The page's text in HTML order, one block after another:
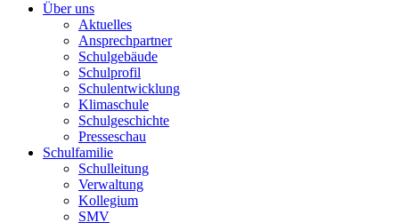
Über uns
Aktuelles
Ansprechpartner
Schulgebäude
Schulprofil
Schulentwicklung
Klimaschule
Schulgeschichte
Presseschau
Schulfamilie
Schulleitung
Verwaltung
Kollegium
SMV